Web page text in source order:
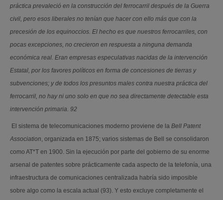
práctica prevaleció en la construcción del ferrocarril después de la Guerra
civil, pero esos liberales no tenían que hacer con ello más que con la
precesión de los equinoccios. El hecho es que nuestros ferrocarriles, con
pocas excepciones, no crecieron en respuesta a ninguna demanda
económica real. Eran empresas especulativas nacidas de la intervención
Estatal, por los favores políticos en forma de concesiones de tierras y
subvenciones; y de todos los presuntos males contra nuestra práctica del
ferrocarril, no hay ni uno solo en que no sea directamente detectable esta
intervención primaria. 92
El sistema de telecomunicaciones moderno proviene de la Bell Patent
Association, organizada en 1875; varios sistemas de Bell se consolidaron
como AT*T en 1900. Sin la ejecución por parte del gobierno de su enorme
arsenal de patentes sobre prácticamente cada aspecto de la telefonía, una
infraestructura de comunicaciones centralizada habría sido imposible
sobre algo como la escala actual (93). Y esto excluye completamente el